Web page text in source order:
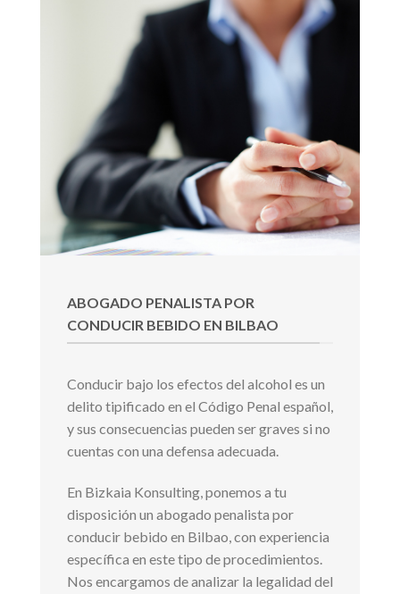
ABOGADO PENALISTA POR
CONDUCIR BEBIDO EN BILBAO
Conducir bajo los efectos del alcohol es un
delito tipificado en el Código Penal español,
y sus consecuencias pueden ser graves si no
cuentas con una defensa adecuada.
En Bizkaia Konsulting, ponemos a tu
disposición un abogado penalista por
conducir bebido en Bilbao, con experiencia
específica en este tipo de procedimientos.
Nos encargamos de analizar la legalidad del